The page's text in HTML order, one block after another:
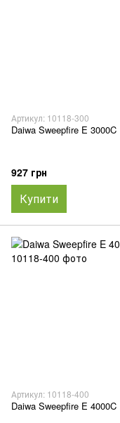
Артикул: 10118-300
Daiwa Sweepfire E 3000C
927 грн
Купити
Артикул: 10118-400
Daiwa Sweepfire E 4000C